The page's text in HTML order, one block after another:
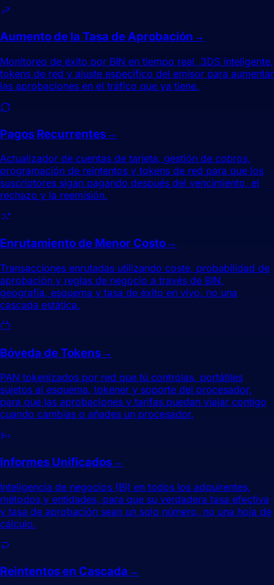
Aumento de la Tasa de Aprobación→
Monitoreo de éxito por BIN en tiempo real, 3DS inteligente,
tokens de red y ajuste específico del emisor para aumentar
las aprobaciones en el tráfico que ya tiene.
Pagos Recurrentes→
Actualizador de cuentas de tarjeta, gestión de cobros,
programación de reintentos y tokens de red para que los
suscriptores sigan pagando después del vencimiento, el
rechazo y la reemisión.
Enrutamiento de Menor Costo→
Transacciones enrutadas utilizando coste, probabilidad de
aprobación y reglas de negocio a través de BIN,
geografía, esquema y tasa de éxito en vivo, no una
cascada estática.
Bóveda de Tokens→
PAN tokenizados por red que tú controlas, portátiles
sujetos al esquema, tokener y soporte del procesador,
para que las aprobaciones y tarifas puedan viajar contigo
cuando cambias o añades un procesador.
Informes Unificados→
Inteligencia de negocios (BI) en todos los adquirentes,
métodos y entidades, para que su verdadera tasa efectiva
y tasa de aprobación sean un solo número, no una hoja de
cálculo.
Reintentos en Cascada →